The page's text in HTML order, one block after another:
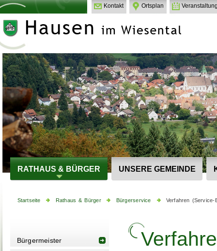
Kontakt Ortsplan
RATHAUS & BÜRGER UNSERE GEMEINDE
Startseite Rathaus & Bürger Bürgerservice Verfahren (Service-
Bürgermeister